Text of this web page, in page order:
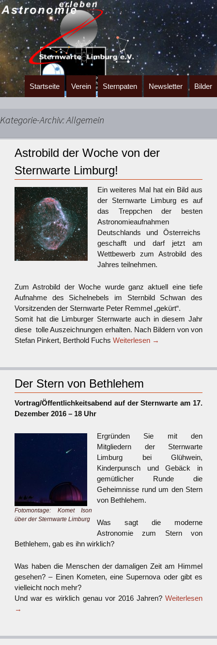
Zum
Inhalt
Startseite Verein Sternpaten Newsletter Bilder
Kategorie-Archiv: Allgemein
Astrobild der Woche von der
Sternwarte Limburg!
Ein weiteres Mal hat ein Bild aus
der Sternwarte Limburg es auf
das Treppchen der besten
Astronomieaufnahmen
Deutschlands und Österreichs
geschafft und darf jetzt am
Wettbewerb zum Astrobild des
Jahres teilnehmen.
Zum Astrobild der Woche wurde ganz aktuell eine tiefe
Aufnahme des Sichelnebels im Sternbild Schwan des
Vorsitzenden der Sternwarte Peter Remmel „gekürt“.
Somit hat die Limburger Sternwarte auch in diesem Jahr
diese tolle Auszeichnungen erhalten. Nach Bildern von von
Stefan Pinkert, Berthold Fuchs Weiterlesen →
Der Stern von Bethlehem
Vortrag/Öffentlichkeitsabend auf der Sternwarte am 17.
Dezember 2016 – 18 Uhr
Fotomontage: Komet Ison
über der Sternwarte Limburg
Ergründen Sie mit den
Mitgliedern der Sternwarte
Limburg bei Glühwein,
Kinderpunsch und Gebäck in
gemütlicher Runde die
Geheimnisse rund um den Stern
von Bethlehem.
Was sagt die moderne
Astronomie zum Stern von
Bethlehem, gab es ihn wirklich?
Was haben die Menschen der damaligen Zeit am Himmel
gesehen? – Einen Kometen, eine Supernova oder gibt es
vielleicht noch mehr?
Und war es wirklich genau vor 2016 Jahren? Weiterlesen
→